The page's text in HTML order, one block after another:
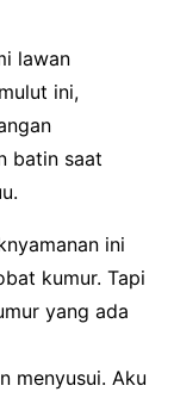
lawan
ini,
batin saat
ini
kumur. Tapi
yang ada
menyusui. Aku